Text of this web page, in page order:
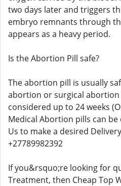
two days later and triggers
embryo remnants through
appears as a heavy period.
Is the Abortion Pill safe?
The abortion pill is usually
abortion or surgical
considered up to 24 weeks
Medical Abortion pills can
Us to make a desired
+27789982392
If you&rsquo;re looking for
Treatment, then Cheap Top